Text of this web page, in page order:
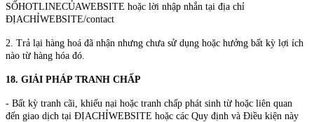
SỐHOTLINECỦAWEBSITE hoặc lời nhập nhắn tại địa chỉ
ĐỊACHỈWEBSITE/contact
2. Trả lại hàng hoá đã nhận nhưng chưa sử dụng hoặc hưởng bất kỳ lợi ích
nào từ hàng hóa đó.
18. GIẢI PHÁP TRANH CHẤP
- Bất kỳ tranh cãi, khiếu nại hoặc tranh chấp phát sinh từ hoặc liên quan
đến giao dịch tại ĐỊACHỈWEBSITE hoặc các Quy định và Điều kiện này